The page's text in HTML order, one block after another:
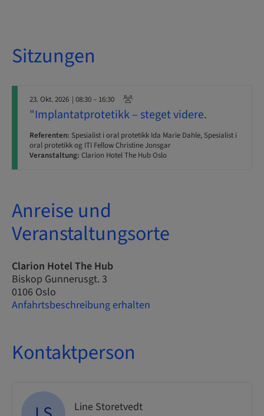
Sitzungen
23. Okt. 2026 | 08:30 – 16:30
"Implantatprotetikk – steget videre.
Referenten: Spesialist i oral protetikk Ida Marie Dahle, Spesialist i
oral protetikk og ITI Fellow Christine Jonsgar
Veranstaltung: Clarion Hotel The Hub Oslo
Anreise und
Veranstaltungsorte
Clarion Hotel The Hub
Biskop Gunnerusgt. 3
0106 Oslo
Anfahrtsbeschreibung erhalten
Kontaktperson
Line Storetvedt